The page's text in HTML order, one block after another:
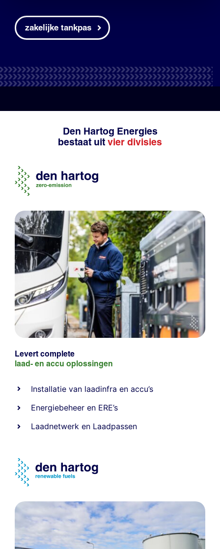
zakelijke tankpas
Den Hartog Energies
bestaat uit vier divisies
Levert complete
laad- en accu oplossingen
Installatie van laadinfra en accu’s
Energiebeheer en ERE’s
Laadnetwerk en Laadpassen